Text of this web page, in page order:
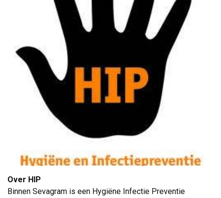
Over HIP
Binnen Sevagram is een Hygiëne Infectie Preventie